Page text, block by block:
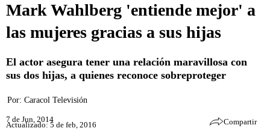
Mark Wahlberg 'entiende mejor' a
las mujeres gracias a sus hijas
El actor asegura tener una relación maravillosa con
sus dos hijas, a quienes reconoce sobreproteger
Por: Caracol Televisión
7 de Jun, 2014
Actualizado: 5 de feb, 2016 Compartir